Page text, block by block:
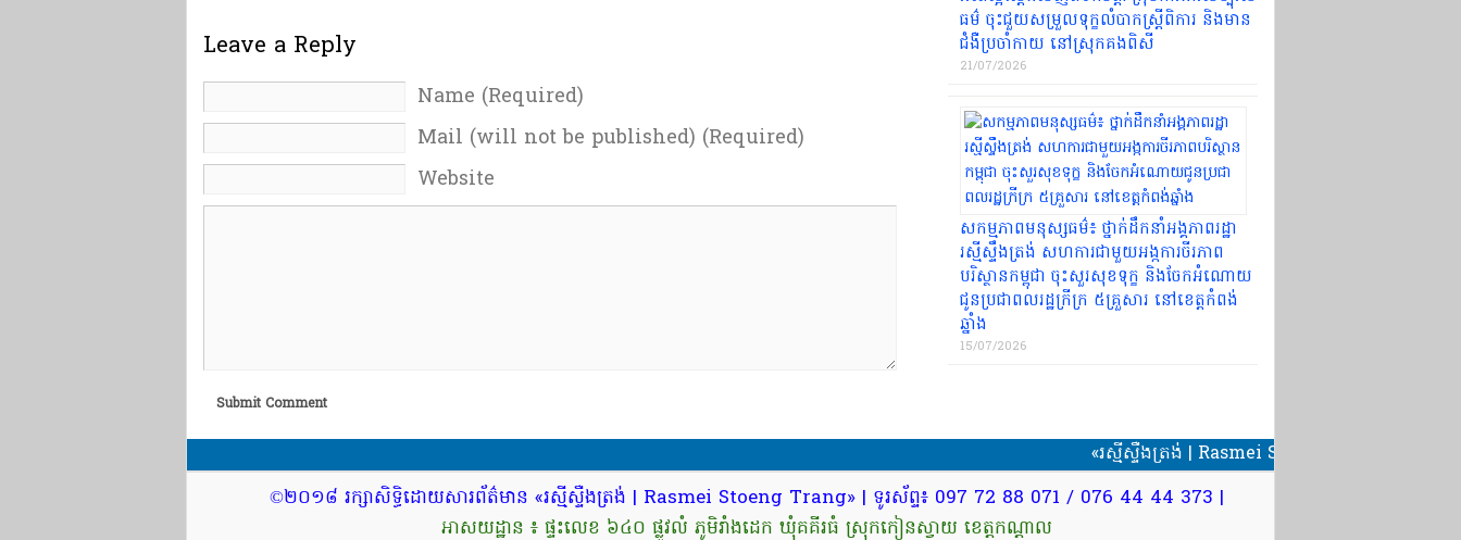
Leave a Reply
Name (Required)
Mail (will not be published) (Required)
Website
Submit Comment
ធម៌ ចុះ​ជួយ​សម្រួល​ទុក្ខលំបាក​ស្ត្រី​ពិការ និង​មាន​
ជំងឺ​ប្រចាំកាយ នៅ​ស្រុក​គងពិសី​
21/07/2026
សកម្មភាព​មនុស្សធម៌​៖ ថ្នាក់ដឹកនាំ​អង្គភាព​រដ្ឋា​
រស្មី​ស្ទឹងត្រង់ សហការ​ជាមួយ​អង្ក​ការ​ចីរភាព​
បរិស្ថាន​កម្ពុជា ចុះសួរសុខទុក្ខ និង​ចែក​អំណោយ​
ជូន​ប្រជាពលរដ្ឋ​ក្រីក្រ ៥​គ្រួសារ នៅ​ខេត្ត​កំពង់
ឆ្នាំង​
15/07/2026
«រស្មីស្ទឺងត្រង់ | Rasmei Stoeng Trang» ព័ត៌ម
©២០១៨ រក្សាសិទ្ធិដោយសារព័ត៌មាន «រស្មីស្ទឺងត្រង់ | Rasmei Stoeng Trang» | ទូរស័ព្ទ៖ 097 72 88 071 / 076 44 44 373 |
អាសយដ្ឋាន ៖ ផ្ទះលេខ ៦៤០ ផ្លូវលំ ភូមិរាំងដេក ឃុំគគីរធំ ស្រុកកៀនស្វាយ ខេត្តកណ្ដាល